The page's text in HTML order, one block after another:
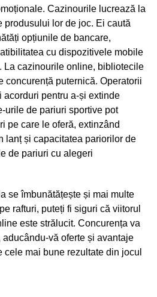
Cazinourile lucrează la
produsului lor de joc. Ei caută
opțiunile de bancare,
cu dispozitivele mobile
La cazinourile online, bibliotecile
concurență puternică. Operatorii
acorduri pentru a-și extinde
urile de pariuri sportive pot
pe care le oferă, extinzând
lanț și capacitatea pariorilor de
de pariuri cu alegeri
se îmbunătățește și mai multe
rafturi, puteți fi siguri că viitorul
este strălucit. Concurența va
vă oferte și avantaje
cele mai bune rezultate din jocul